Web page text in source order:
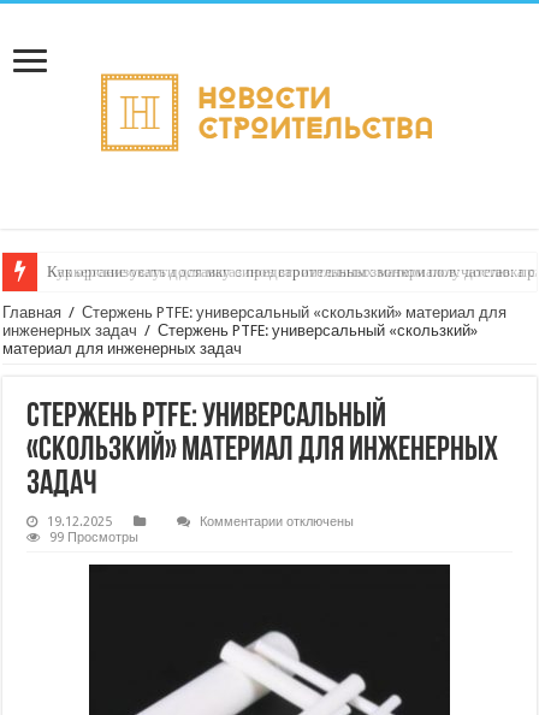
Как организовать доставку с предварительным звонком получателю:
Главная / Стержень PTFE: универсальный «скользкий» материал для
инженерных задач / Стержень PTFE: универсальный «скользкий»
материал для инженерных задач
Стержень PTFE: универсальный
«скользкий» материал для инженерных
задач
19.12.2025 Комментариик
PTFE:
для
инженерных
задач
отключены
99 Просмотры